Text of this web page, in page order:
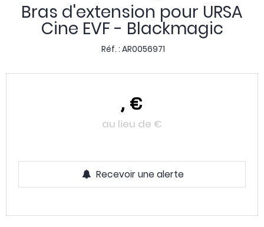
Bras d'extension pour URSA
Cine EVF - Blackmagic
Réf. : AR0056971
, €
au lieu de €
Recevoir une alerte